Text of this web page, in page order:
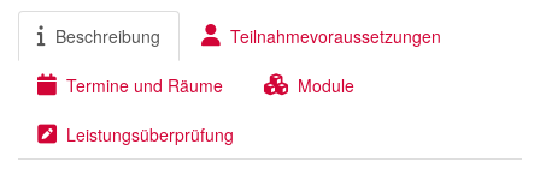
Beschreibung Teilnahmevoraussetzungen
Termine und Räume Module
Leistungsüberprüfung